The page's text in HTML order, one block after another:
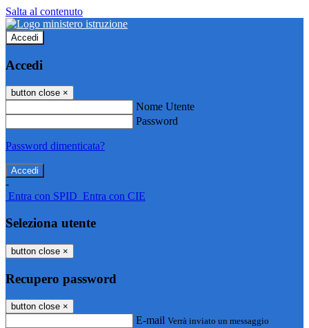
Salta al contenuto
Accedi
Accedi
button close ×
Nome Utente
Password
Password dimenticata?
-
Entra con SPID Entra con CIE
Seleziona utente
button close ×
Recupero password
button close ×
E-mail Verrà inviato un messaggio